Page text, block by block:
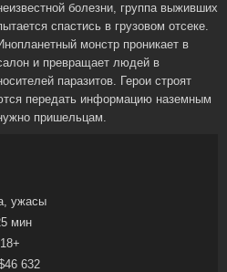
болезни, группа выживших
спастись в грузовом отсеке.
монстр проникает в
и превращает людей в
паразитов. Герои строят
передать информацию наземным
пришельцам.
ужасы
мин
18+
632